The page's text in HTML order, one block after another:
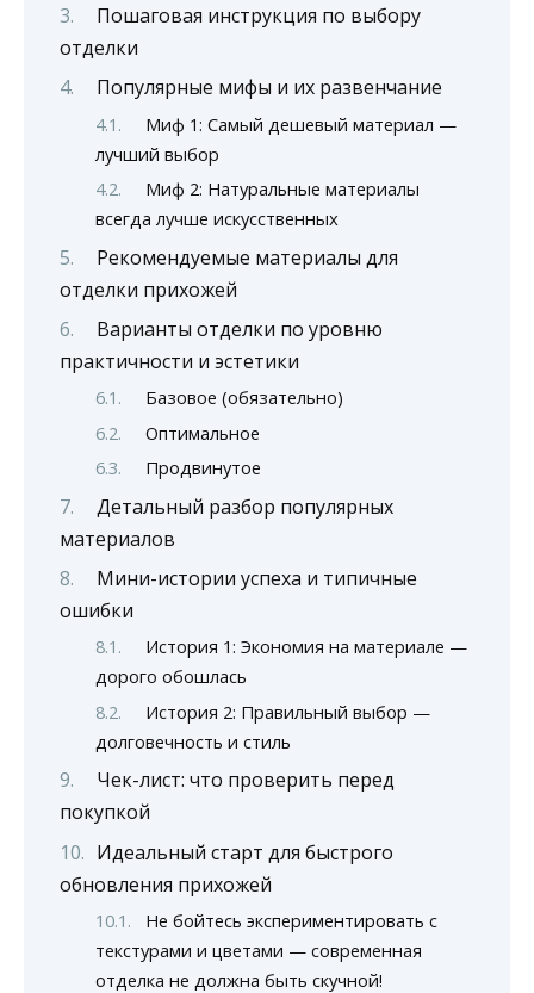
Пошаговая инструкция по выбору
отделки
Популярные мифы и их развенчание
Миф 1: Самый дешевый материал —
лучший выбор
Миф 2: Натуральные материалы
всегда лучше искусственных
Рекомендуемые материалы для
отделки прихожей
Варианты отделки по уровню
практичности и эстетики
Базовое (обязательно)
Оптимальное
Продвинутое
Детальный разбор популярных
материалов
Мини-истории успеха и типичные
ошибки
История 1: Экономия на материале —
дорого обошлась
История 2: Правильный выбор —
долговечность и стиль
Чек-лист: что проверить перед
покупкой
Идеальный старт для быстрого
обновления прихожей
Не бойтесь экспериментировать с
текстурами и цветами — современная
отделка не должна быть скучной!